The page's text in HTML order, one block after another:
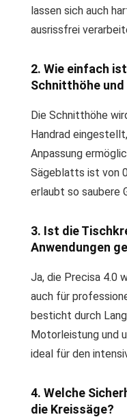
lassen sich auch
ausrissfrei
2. Wie einfach
Schnitthöhe und
Die Schnitthöhe
Handrad
Anpassung
Sägeblatts ist von
erlaubt so saubere
3. Ist die
Anwendungen
Ja, die Precisa 4.0
auch für
besticht durch
Motorleistung und
ideal für den
4. Welche
die Kreissäge?